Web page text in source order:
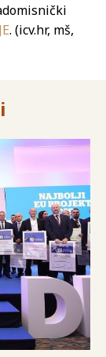
. (icv.hr, mš,